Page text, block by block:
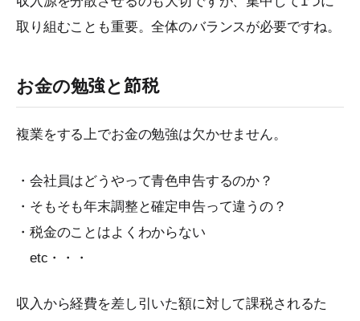
取り組むことも重要。全体のバランスが必要ですね。
お金の勉強と節税
複業をする上でお金の勉強は欠かせません。
・会社員はどうやって青色申告するのか？
・そもそも年末調整と確定申告って違うの？
・税金のことはよくわからない
etc・・・
収入から経費を差し引いた額に対して課税されるた